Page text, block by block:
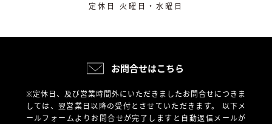
定休日 火曜日・水曜日
お問合せはこちら
※定休日、及び営業時間外にいただきましたお問合せにつきま
しては、翌営業日以降の受付とさせていただきます。 以下メ
ールフォームよりお問合せが完了しますと自動返信メールが